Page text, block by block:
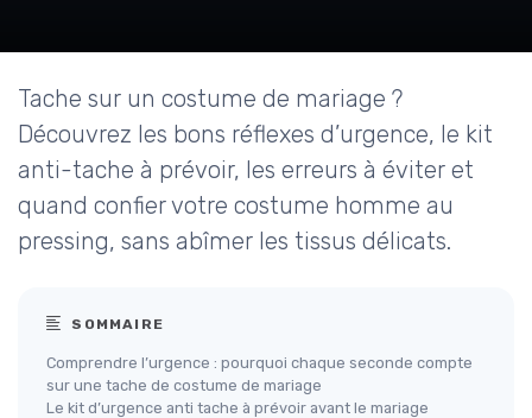
Tache sur un costume de mariage ?
Découvrez les bons réflexes d’urgence, le kit
anti-tache à prévoir, les erreurs à éviter et
quand confier votre costume homme au
pressing, sans abîmer les tissus délicats.
SOMMAIRE
Comprendre l’urgence : pourquoi chaque seconde compte
sur une tache de costume de mariage
Le kit d’urgence anti tache à prévoir avant le mariage